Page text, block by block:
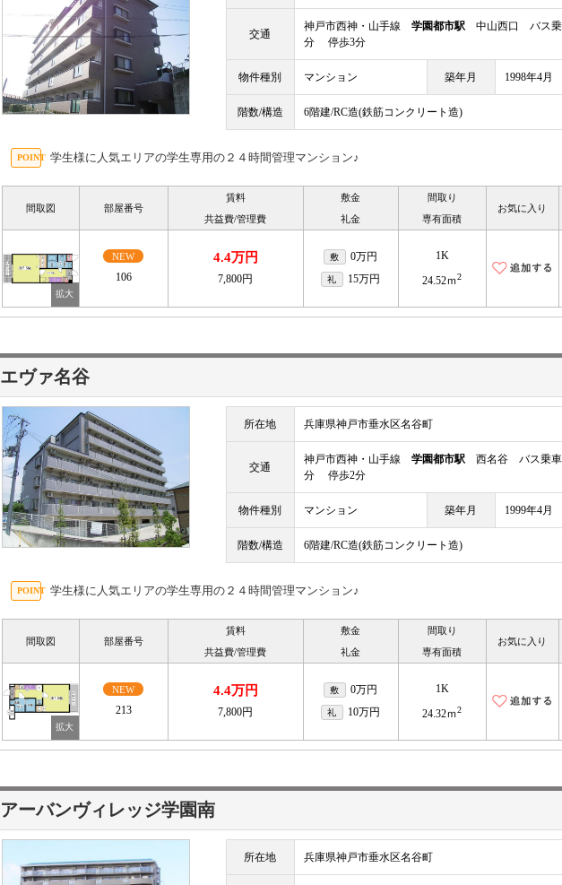
交通
神戸市西神・山手線 学園都市駅中山西口 バス乗
分 停歩3分
物件種別 マンション 築年月 1998年4月
階数/構造 6階建/RC造(鉄筋コンクリート造)
学生様に人気エリアの学生専用の２４時間管理マンション♪
間取図 部屋番号
賃料
共益費/管理費
敷金
礼金
間取り
専有面積
お気に入り
NEW
106
4.4万円
7,800円
敷 0万円
礼 15万円
1K
24.52ｍ2
エヴァ名谷
所在地 兵庫県神戸市垂水区名谷町
交通
神戸市西神・山手線 学園都市駅西名谷 バス乗車
分 停歩2分
物件種別 マンション 築年月 1999年4月
階数/構造 6階建/RC造(鉄筋コンクリート造)
学生様に人気エリアの学生専用の２４時間管理マンション♪
間取図 部屋番号
賃料
共益費/管理費
敷金
礼金
間取り
専有面積
お気に入り
NEW
213
4.4万円
7,800円
敷 0万円
礼 10万円
1K
24.32ｍ2
アーバンヴィレッジ学園南
所在地 兵庫県神戸市垂水区名谷町